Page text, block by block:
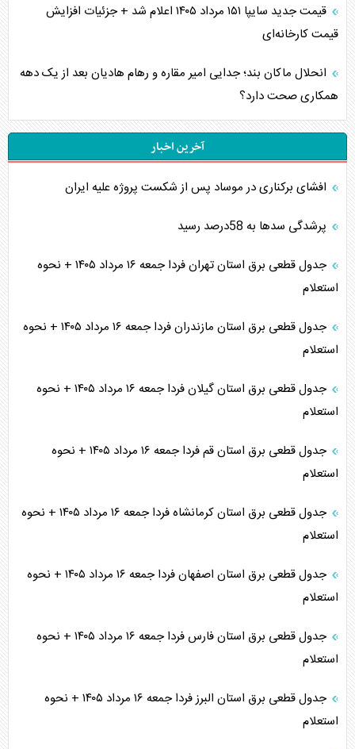
قیمت جدید سایپا ۱۵۱ مرداد ۱۴۰۵ اعلام شد + جزئیات افزایش
قیمت کارخانه‌ای
انحلال ماکان بند؛ جدایی امیر مقاره و رهام هادیان بعد از یک دهه
همکاری صحت دارد؟
آخرین اخبار
افشای برکناری در موساد پس از شکست پروژه علیه ایران
پرشدگی سدها به 58درصد رسید
جدول قطعی برق استان تهران فردا جمعه ۱۶ مرداد ۱۴۰۵ + نحوه
استعلام
جدول قطعی برق استان مازندران فردا جمعه ۱۶ مرداد ۱۴۰۵ + نحوه
استعلام
جدول قطعی برق استان گیلان فردا جمعه ۱۶ مرداد ۱۴۰۵ + نحوه
استعلام
جدول قطعی برق استان قم فردا جمعه ۱۶ مرداد ۱۴۰۵ + نحوه
استعلام
جدول قطعی برق استان کرمانشاه فردا جمعه ۱۶ مرداد ۱۴۰۵ + نحوه
استعلام
جدول قطعی برق استان اصفهان فردا جمعه ۱۶ مرداد ۱۴۰۵ + نحوه
استعلام
جدول قطعی برق استان فارس فردا جمعه ۱۶ مرداد ۱۴۰۵ + نحوه
استعلام
جدول قطعی برق استان البرز فردا جمعه ۱۶ مرداد ۱۴۰۵ + نحوه
استعلام